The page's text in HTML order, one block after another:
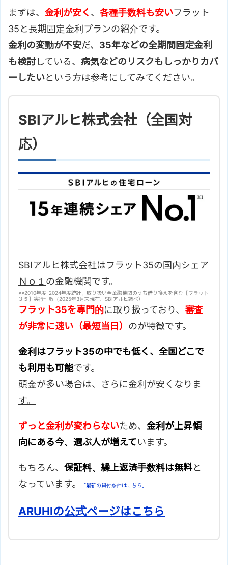
まずは、 金利が安く 、 各種手数料も安いフラット
35と長期固定金利プランの紹介です。
金利の変動が不安だ、 35年などの全期間固定金利
も検討している、 病気などのリスクもしっかりカバ
ーしたいという方は参考にしてみてください。
SBIアルヒ株式会社（全国対
応）
SBIアルヒ株式会社はフラット35の国内シェア
Ｎｏ１ の金融機関です。
※※2010年度-2024年度統計、取り扱い全金融機関のうち借り換えを含む【フラット
３５】実行件数（2025年3月末現在、SBIアルヒ調べ）
フラット35を専門的に取り扱っており、 審査
が非常に速い（最短当日） のが特徴です。
金利はフラット35の中でも低く、全国どこで
も利用も可能です。
頭金が多い場合は、さらに金利が安くなりま
す。
ずっと金利が変わらないため、 金利が上昇傾
向にある今、選ぶ人が増えています。
もちろん、 保証料、繰上返済手数料は無料と
なっています。
「最新の貸付条件はこちら」
ARUHIの公式ページはこちら